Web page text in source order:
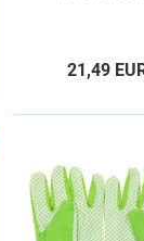
21,49